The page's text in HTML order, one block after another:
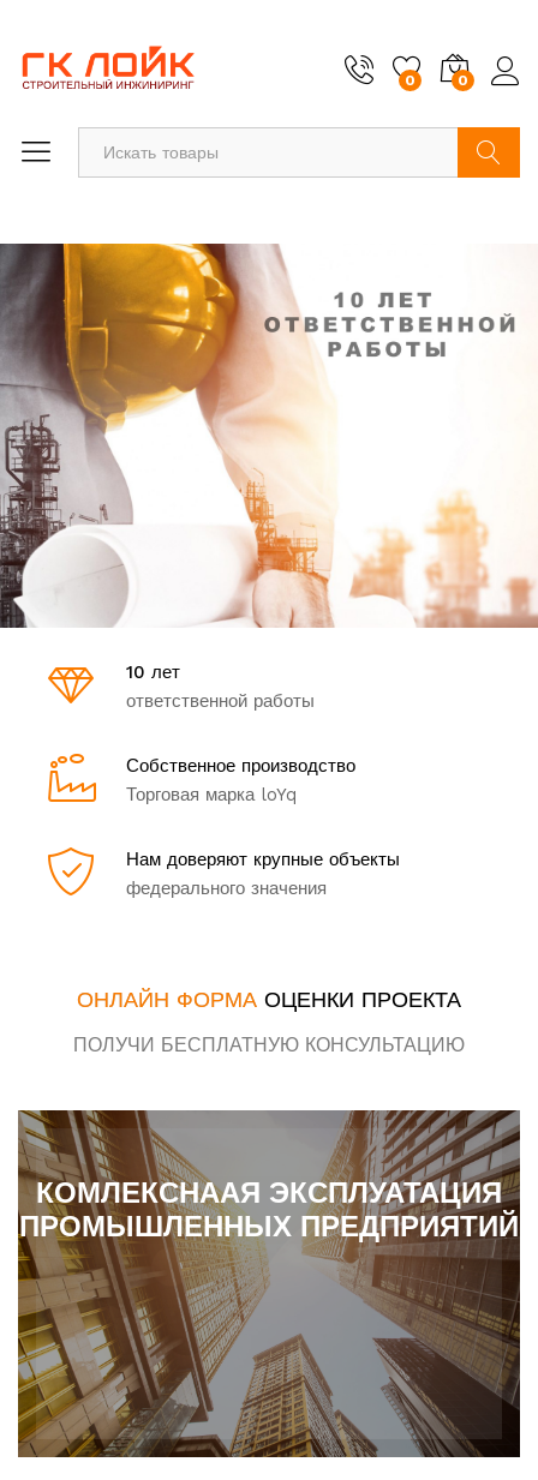
0 0
10 лет
ответственной работы
Собственное производство
Торговая марка loYq
Нам доверяют крупные объекты
федерального значения
ОНЛАЙН ФОРМА ОЦЕНКИ ПРОЕКТА
ПОЛУЧИ БЕСПЛАТНУЮ КОНСУЛЬТАЦИЮ
КОМЛЕКСНААЯ ЭКСПЛУАТАЦИЯ
ПРОМЫШЛЕННЫХ ПРЕДПРИЯТИЙ